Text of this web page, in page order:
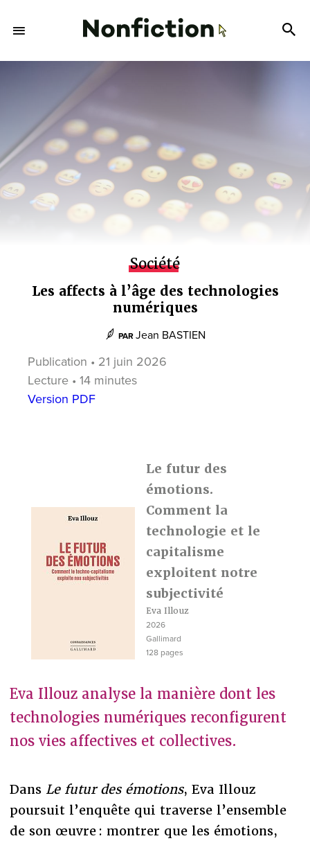
Société
Les affects à l’âge des technologies
numériques
PAR Jean BASTIEN
Publication • 21 juin 2026
Lecture • 14 minutes
Version PDF
Le futur des
émotions.
Comment la
technologie et le
capitalisme
exploitent notre
subjectivité
Eva Illouz
2026
Gallimard
128 pages
Eva Illouz analyse la manière dont les
technologies numériques reconfigurent
nos vies affectives et collectives.
Dans Le futur des émotions, Eva Illouz
poursuit l’enquête qui traverse l’ensemble
de son œuvre : montrer que les émotions,